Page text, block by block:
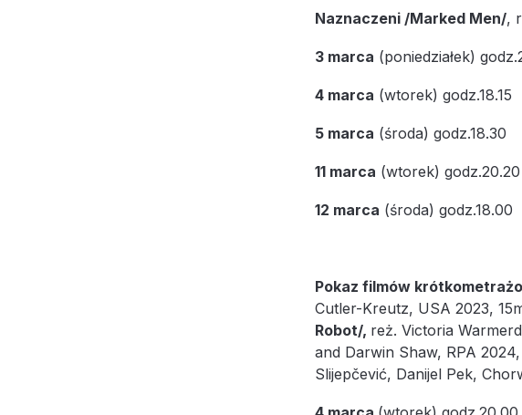
Naznaczeni /Marked Men/,
3 marca (poniedziałek)
4 marca (wtorek) godz.18.15
5 marca (środa) godz.18.30
11 marca (wtorek) godz.20.20
12 marca (środa) godz.18.00
Pokaz filmów
Cutler-Kreutz, USA 2023,
Robot/, reż. Victoria
and Darwin Shaw, RPA
Slijepčević, Danijel Pek,